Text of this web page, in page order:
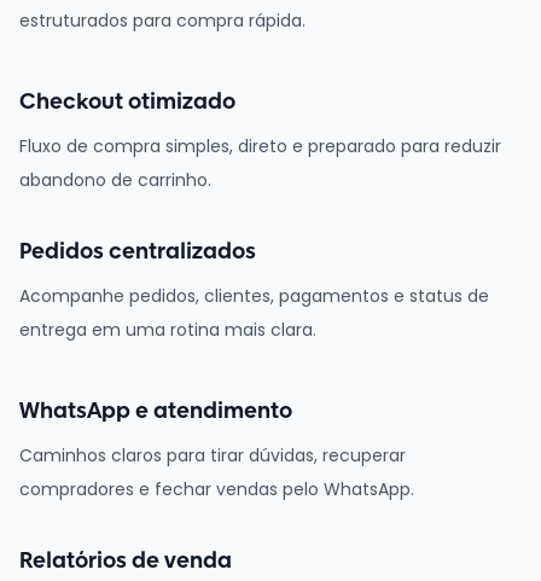
estruturados para compra rápida.
Checkout otimizado
Fluxo de compra simples, direto e preparado para reduzir
abandono de carrinho.
Pedidos centralizados
Acompanhe pedidos, clientes, pagamentos e status de
entrega em uma rotina mais clara.
WhatsApp e atendimento
Caminhos claros para tirar dúvidas, recuperar
compradores e fechar vendas pelo WhatsApp.
Relatórios de venda